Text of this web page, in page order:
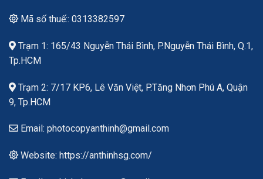
Mã số thuế:: 0313382597
Trạm 1: 165/43 Nguyễn Thái Bình, P.Nguyễn Thái Bình, Q.1,
Tp.HCM
Trạm 2: 7/17 KP6, Lê Văn Việt, P.Tăng Nhơn Phú A, Quận
9, Tp.HCM
Email: photocopyanthinh@gmail.com
Website: https://anthinhsg.com/